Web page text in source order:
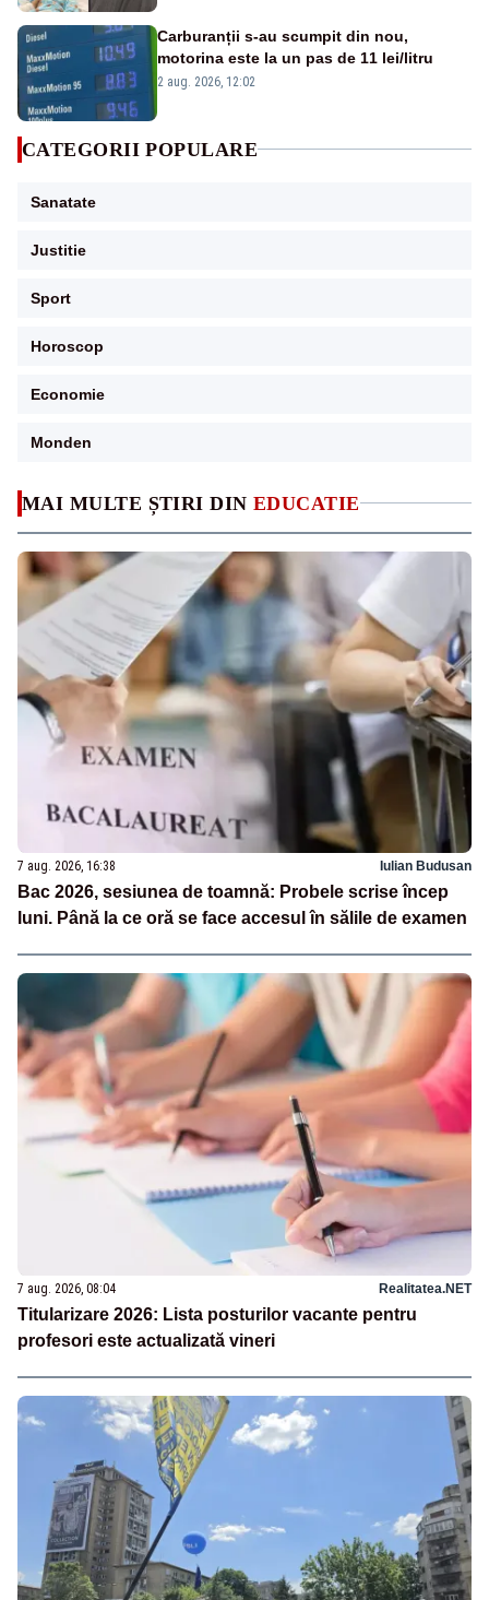
MAI MULTE ȘTIRI DIN EDUCATIE
7 aug. 2026, 16:38 Iulian Budusan
Bac 2026, sesiunea de toamnă: Probele scrise încep
luni. Până la ce oră se face accesul în sălile de examen
7 aug. 2026, 08:04 Realitatea.NET
Titularizare 2026: Lista posturilor vacante pentru
profesori este actualizată vineri
Carburanții s-au scumpit din nou,
motorina este la un pas de 11 lei/litru
2 aug. 2026, 12:02
CATEGORII POPULARE
Sanatate
Justitie
Sport
Horoscop
Economie
Monden